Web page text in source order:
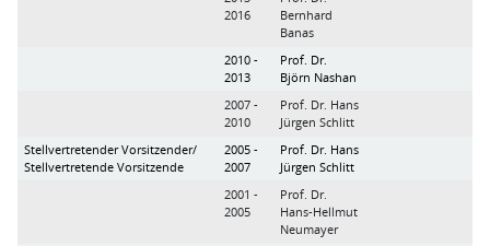
2016
Bernhard
Banas
2010 -
2013
Prof. Dr.
Björn Nashan
2007 -
2010
Prof. Dr. Hans
Jürgen Schlitt
Stellvertretender Vorsitzender/
Stellvertretende Vorsitzende
2005 -
2007
Prof. Dr. Hans
Jürgen Schlitt
2001 -
2005
Prof. Dr.
Hans-Hellmut
Neumayer